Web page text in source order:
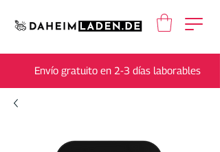
Envío gratuito en 2-3 días laborables